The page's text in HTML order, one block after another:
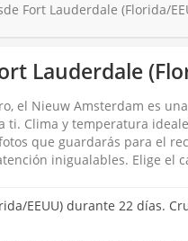
Fort Lauderdale (Florida/
Lauderdale
el Nieuw Amsterdam es
ti. Clima y temperatura
que guardarás para el
inigualables. Elige el
EEUU) durante 22 días.